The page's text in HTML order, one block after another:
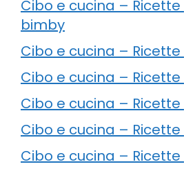
Cibo e cucina –
bimby
Cibo e cucina –
Cibo e cucina –
Cibo e cucina –
Cibo e cucina –
Cibo e cucina –